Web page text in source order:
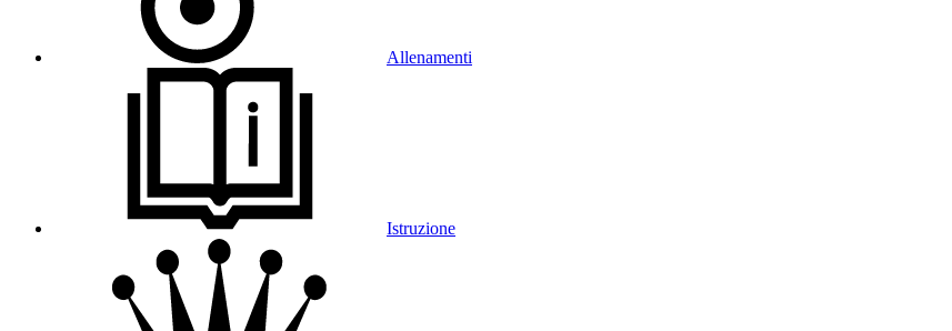
Allenamenti
Istruzione